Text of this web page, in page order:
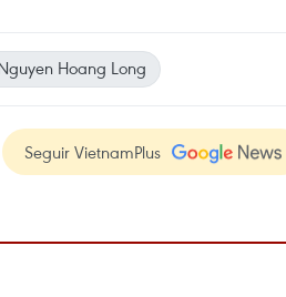
Hoang Long
Seguir VietnamPlus